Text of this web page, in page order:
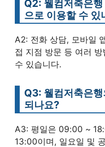
Q2: 웰컴저축은
으로 이용할 수 있
A2: 전화 상담, 모바일
접 지점 방문 등 여러
수 있습니다.
Q3: 웰컴저축은
되나요?
A3: 평일은 09:00 ~
13:00이며, 일요일 및